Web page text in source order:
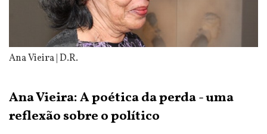
Ana Vieira | D.R.
Ana Vieira: A poética da perda - uma
reflexão sobre o político